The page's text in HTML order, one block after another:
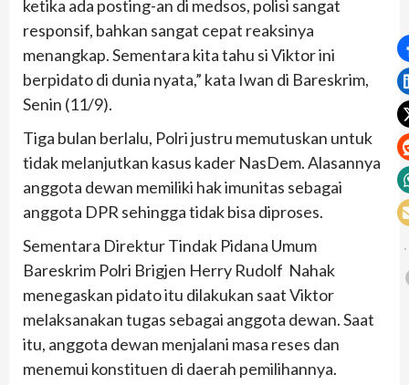
ketika ada posting-an di medsos, polisi sangat
responsif, bahkan sangat cepat reaksinya
menangkap. Sementara kita tahu si Viktor ini
berpidato di dunia nyata,” kata Iwan di Bareskrim,
Senin (11/9).
Tiga bulan berlalu, Polri justru memutuskan untuk
tidak melanjutkan kasus kader NasDem. Alasannya
anggota dewan memiliki hak imunitas sebagai
anggota DPR sehingga tidak bisa diproses.
Sementara Direktur Tindak Pidana Umum
Bareskrim Polri Brigjen Herry Rudolf Nahak
menegaskan pidato itu dilakukan saat Viktor
melaksanakan tugas sebagai anggota dewan. Saat
itu, anggota dewan menjalani masa reses dan
menemui konstituen di daerah pemilihannya.